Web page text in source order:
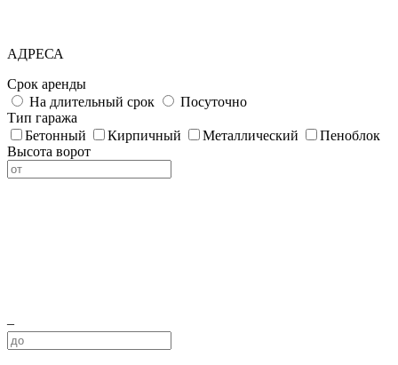
АДРЕСА
Срок аренды
На длительный срок
Посуточно
Тип гаража
Бетонный
Кирпичный Металлический
Пеноблок
Высота ворот
–